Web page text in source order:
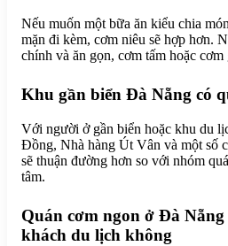
Nếu muốn một bữa ăn kiểu chia
mặn đi kèm, cơm niêu sẽ hợp hơn.
chính và ăn gọn, cơm tấm hoặc
Khu gần biển Đà Nẵng có
Với người ở gần biển hoặc khu du
Đồng, Nhà hàng Út Vân và một số
sẽ thuận đường hơn so với nhóm
tâm.
Quán cơm ngon ở Đà
khách du lịch không